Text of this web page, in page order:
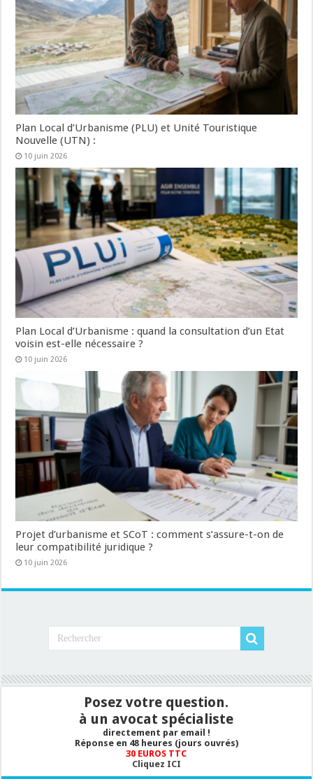
Plan Local d’Urbanisme (PLU) et Unité Touristique
Nouvelle (UTN) :
10 juin 2026
Plan Local d’Urbanisme : quand la consultation d’un Etat
voisin est-elle nécessaire ?
10 juin 2026
Projet d’urbanisme et SCoT : comment s’assure-t-on de
leur compatibilité juridique ?
10 juin 2026
Posez votre question.
à un avocat spécialiste
directement par email !
Réponse en 48 heures (jours ouvrés)
30 EUROS TTC
Cliquez ICI